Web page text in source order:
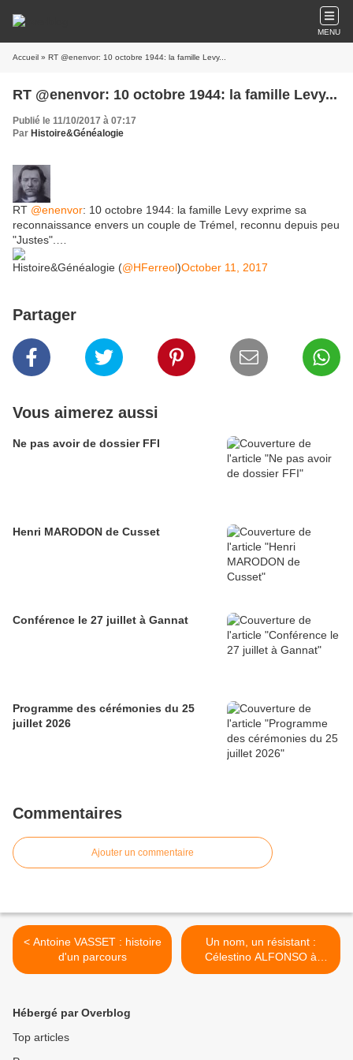
MENU
Accueil » RT @enenvor: 10 octobre 1944: la famille Levy...
RT @enenvor: 10 octobre 1944: la famille Levy...
Publié le 11/10/2017 à 07:17
Par Histoire&Généalogie
RT @enenvor: 10 octobre 1944: la famille Levy exprime sa
reconnaissance envers un couple de Trémel, reconnu depuis peu
"Justes".…
Histoire&Généalogie (@HFerreol)October 11, 2017
Partager
Vous aimerez aussi
Ne pas avoir de dossier FFI
Henri MARODON de Cusset
Conférence le 27 juillet à Gannat
Programme des cérémonies du 25
juillet 2026
Commentaires
Ajouter un commentaire
< Antoine VASSET : histoire
d'un parcours
Un nom, un résistant :
Célestino ALFONSO à
Paris-13e >
Hébergé par Overblog
Top articles